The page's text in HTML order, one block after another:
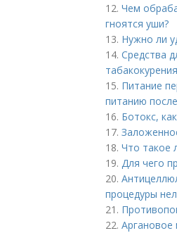
12. Чем
гноятся уши?
13. Нужно ли
14. Средства
15. Питание
питанию
16. Ботокс,
17.
18. Что такое
19. Для чего
20.
процедуры
21.
22. Аргановое